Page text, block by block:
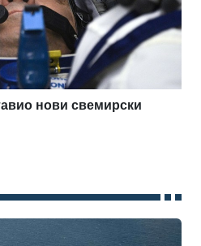
нови свемирски